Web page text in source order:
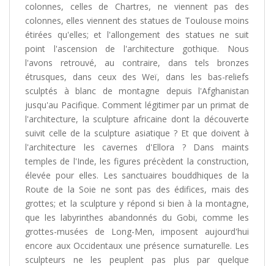
colonnes, celles de Chartres, ne viennent pas des
colonnes, elles viennent des statues de Toulouse moins
étirées qu'elles; et l'allongement des statues ne suit
point l'ascension de l'architecture gothique. Nous
l'avons retrouvé, au contraire, dans tels bronzes
étrusques, dans ceux des Weï, dans les bas-reliefs
sculptés à blanc de montagne depuis l'Afghanistan
jusqu'au Pacifique. Comment légitimer par un primat de
l'architecture, la sculpture africaine dont la découverte
suivit celle de la sculpture asiatique ? Et que doivent à
l'architecture les cavernes d'Ellora ? Dans maints
temples de l'Inde, les figures précèdent la construction,
élevée pour elles. Les sanctuaires bouddhiques de la
Route de la Soie ne sont pas des édifices, mais des
grottes; et la sculpture y répond si bien à la montagne,
que les labyrinthes abandonnés du Gobi, comme les
grottes-musées de Long-Men, imposent aujourd'hui
encore aux Occidentaux une présence surnaturelle. Les
sculpteurs ne les peuplent pas plus par quelque